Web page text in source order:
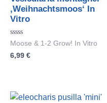
‚Weihnachtsmoos‘ In
Vitro
Bewertet
0
Moose & 1-2 Grow! In Vitro
6,99 €